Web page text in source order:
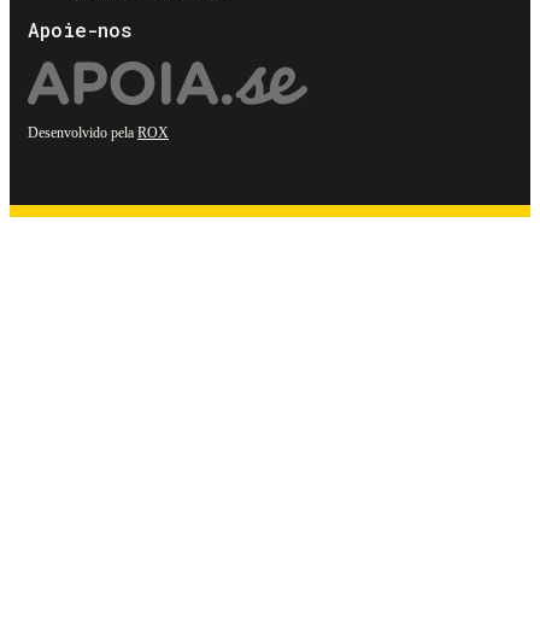
Apoie-nos
Desenvolvido pela ROX